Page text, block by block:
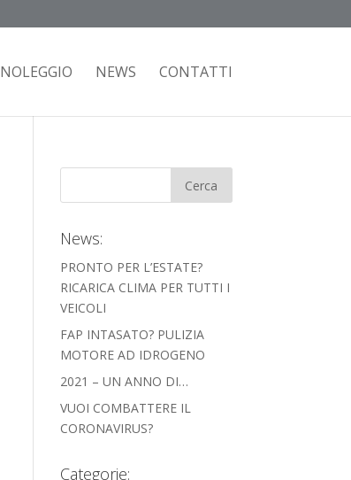
NOLEGGIO NEWS CONTATTI
News:
PRONTO PER L’ESTATE?
RICARICA CLIMA PER TUTTI I
VEICOLI
FAP INTASATO? PULIZIA
MOTORE AD IDROGENO
2021 – UN ANNO DI…
VUOI COMBATTERE IL
CORONAVIRUS?
Categorie: